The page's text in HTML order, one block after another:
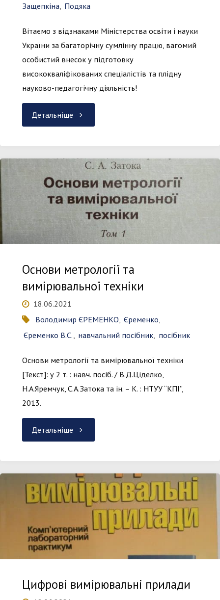
Защепкіна Подяка
Вітаємо з відзнаками Міністерства освіти і науки
України за багаторічну сумлінну працю, вагомий
особистий внесок у підготовку
висококваліфікованих спеціалістів та плідну
науково-педагогічну діяльність!
Детальніше "Про
Основи метрології та
вимірювальної техніки
18.06.2021
Володимир ЄРЕМЕНКО Єременко
Єременко В.С.
навчальний посібник посібник
Основи метрології та вимірювальної техніки
[Текст]: у 2 т. : навч. посіб. / В.Д.Ціделко,
Н.А.Яремчук, С.А.Затока та ін. – К. : НТУУ “КПІ”,
2013.
Детальніше "Основи
та
вимірювальної
техніки"
Цифрові вимірювальні прилади